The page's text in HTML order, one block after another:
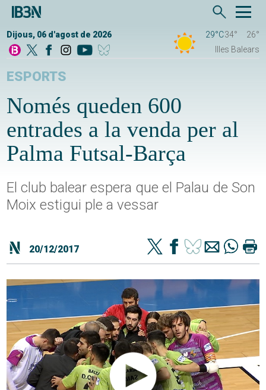
Dijous, 06 d'agost de 2026 29°C34°
26°
Illes Balears
ESPORTS
Només queden 600
entrades a la venda per al
Palma Futsal-Barça
El club balear espera que el Palau de Son
Moix estigui ple a vessar
20/12/2017